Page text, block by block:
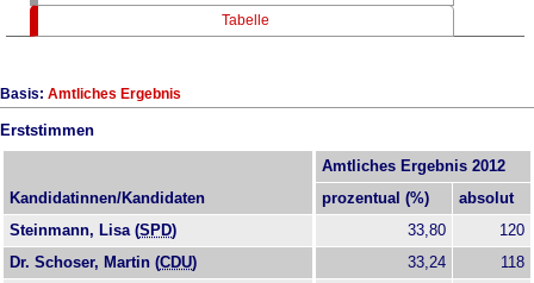
Tabelle
Basis: Amtliches Ergebnis
Erststimmen
Kandidatinnen/Kandidaten
Amtliches Ergebnis 2012
prozentual (%)
absolut
Steinmann, Lisa (SPD) 33,80
120
Dr. Schoser, Martin (CDU) 33,24
118